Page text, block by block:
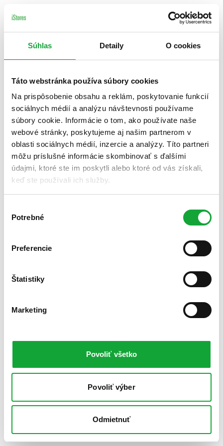
Súhlas Detaily O cookies
Táto webstránka používa súbory cookies
Na prispôsobenie obsahu a reklám, poskytovanie funkcií
sociálnych médií a analýzu návštevnosti používame
súbory cookie. Informácie o tom, ako používate naše
webové stránky, poskytujeme aj našim partnerom v
oblasti sociálnych médií, inzercie a analýzy. Títo partneri
môžu príslušné informácie skombinovať s ďalšími
údajmi, ktoré ste im poskytli alebo ktoré od vás získali,
keď ste používali ich služby.
súhlasu
Potrebné
Preferencie
Štatistiky
Marketing
Povoliť všetko
Povoliť výber
Odmietnuť